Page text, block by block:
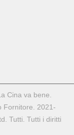
Cina va bene.
Fornitore. 2021-
Tutti. Tutti i diritti